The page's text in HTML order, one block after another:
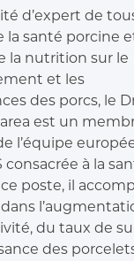
d’expert de
la santé porcine
la nutrition sur le
et les
des porcs, le
est un
l’équipe
consacrée à la
poste, il
du taux de
des